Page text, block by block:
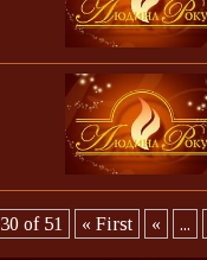
of 51 « First « ...